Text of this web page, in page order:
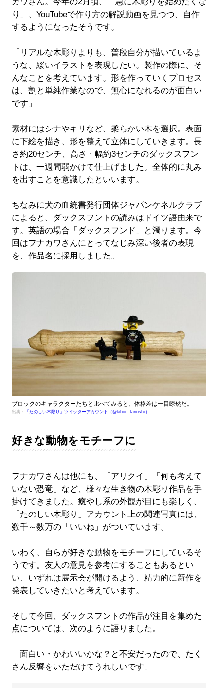
り」、YouTubeで作り方の解説動画を見つつ、自作
するようになったそうです。
「リアルな木彫りよりも、普段自分が描いているよ
うな、緩いイラストを表現したい。製作の際に、そ
んなことを考えています。形を作っていくプロセス
は、割と単純作業なので、無心になれるのが面白い
です」
素材にはシナやキリなど、柔らかい木を選択。表面
に下絵を描き、形を整えて立体にしていきます。長
さ約20センチ、高さ・幅約3センチのダックスフン
トは、一週間弱かけて仕上げました。全体的に丸み
を出すことを意識したといいます。
ちなみに犬の血統書発行団体ジャパンケネルクラブ
によると、ダックスフントの読みはドイツ語由来で
す。英語の場合「ダックスフンド」と濁ります。今
回はフナカワさんにとってなじみ深い後者の表現
を、作品名に採用しました。
ブロックのキャラクターたちと比べてみると、体格差は一目瞭然だ。
出典： 「たのしい木彫り」ツイッターアカウント（@kibori_tanoshii）
好きな動物をモチーフに
フナカワさんは他にも、「アリクイ」「何も考えて
いない恐竜」など、様々な生き物の木彫り作品を手
掛けてきました。癒やし系の外観が目にも楽しく、
「たのしい木彫り」アカウント上の関連写真には、
数千～数万の「いいね」がついています。
いわく、自らが好きな動物をモチーフにしているそ
うです。友人の意見を参考にすることもあるとい
い、いずれは展示会が開けるよう、精力的に新作を
発表していきたいと考えています。
そして今回、ダックスフントの作品が注目を集めた
点については、次のように語りました。
「面白い・かわいいかな？と不安だったので、たく
さん反響をいただけてうれしいです」